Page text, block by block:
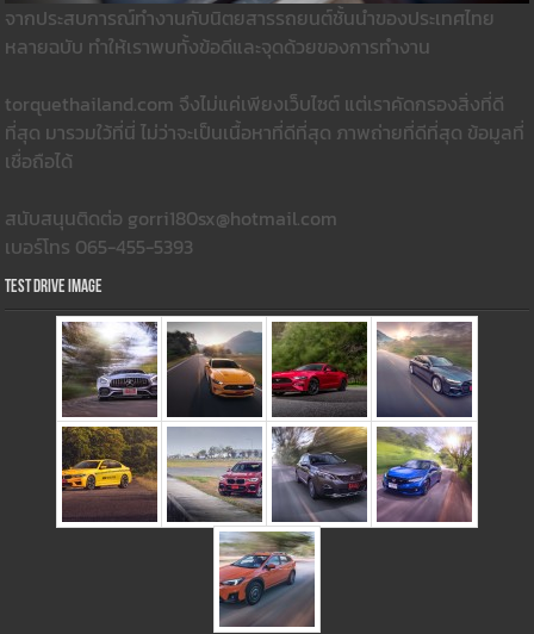
จากประสบการณ์ทำงานกับนิตยสารรถยนต์ชั้นนำของประเทศไทย
หลายฉบับ ทำให้เราพบทั้งข้อดีและจุดด้วยของการทำงาน
torquethailand.com จึงไม่แค่เพียงเว็บไซต์ แต่เราคัดกรองสิ่งที่ดี
ที่สุด มารวมใว้ที่นี่ ไม่ว่าจะเป็นเนื้อหาที่ดีที่สุด ภาพถ่ายที่ดีที่สุด ข้อมูลที่
เชื่อถือได้
สนับสนุนติดต่อ gorri180sx@hotmail.com
เบอร์โทร 065-455-5393
Test Drive Image